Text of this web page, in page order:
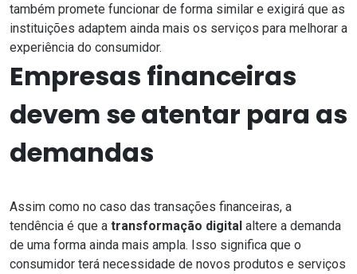
também promete funcionar de forma similar e exigirá que as
instituições adaptem ainda mais os serviços para melhorar a
experiência do consumidor.
Empresas financeiras
devem se atentar para as
demandas
Assim como no caso das transações financeiras, a
tendência é que a transformação digital altere a demanda
de uma forma ainda mais ampla. Isso significa que o
consumidor terá necessidade de novos produtos e serviços